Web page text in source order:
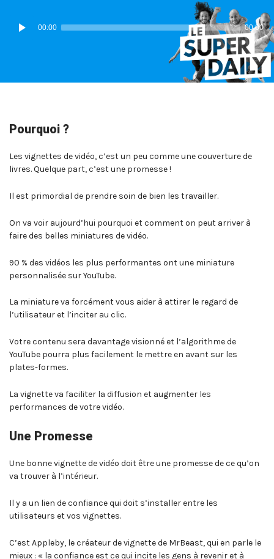
Lecteur
audio
00:00 00:00
Pourquoi ?
Les vignettes de vidéo, c’est un peu comme une couverture de
livres. Quelque part, c’est une promesse !
Il est primordial de prendre soin de bien les travailler.
On va voir aujourd’hui pourquoi et comment on peut arriver à
faire des belles miniatures de vidéo.
90 % des vidéos les plus performantes ont une miniature
personnalisée sur YouTube.
La miniature va forcément vous aider à attirer le regard de
l’utilisateur et l’inciter au clic.
Votre contenu sera davantage visionné et l’algorithme de
YouTube pourra plus facilement le mettre en avant sur les
plates-formes.
La vignette va faciliter la diffusion et augmenter les
performances de votre vidéo.
Une Promesse
Une bonne vignette de vidéo doit être une promesse de ce qu’on
va trouver à l’intérieur.
Il y a un lien de confiance qui doit s’installer entre les
utilisateurs et vos vignettes.
C’est Appleby, le créateur de vignette de MrBeast, qui en parle le
mieux : « la confiance est ce qui incite les gens à revenir et à